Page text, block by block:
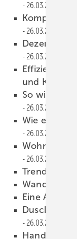
26.03.2024
Kompakte
26.03.2024
Dezentrales
26.03.2024
Effizientes
und
So wird
26.03.2024
Wie ein
26.03.2024
26.03.2024
Trendfarbe
Eine
Dusch-WC
26.03.2024
Handwerk